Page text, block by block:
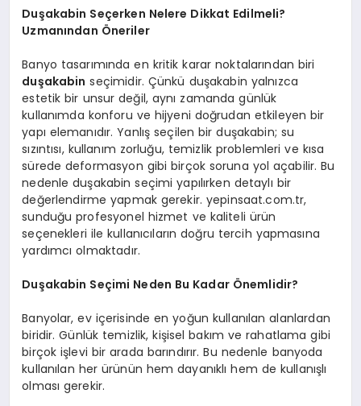
Duşakabin Seçerken Nelere Dikkat Edilmeli?
Uzmanından Öneriler
Banyo tasarımında en kritik karar noktalarından biri
duşakabin seçimidir. Çünkü duşakabin yalnızca
estetik bir unsur değil, aynı zamanda günlük
kullanımda konforu ve hijyeni doğrudan etkileyen bir
yapı elemanıdır. Yanlış seçilen bir duşakabin; su
sızıntısı, kullanım zorluğu, temizlik problemleri ve kısa
sürede deformasyon gibi birçok soruna yol açabilir. Bu
nedenle duşakabin seçimi yapılırken detaylı bir
değerlendirme yapmak gerekir. yepinsaat.com.tr,
sunduğu profesyonel hizmet ve kaliteli ürün
seçenekleri ile kullanıcıların doğru tercih yapmasına
yardımcı olmaktadır.
Duşakabin Seçimi Neden Bu Kadar Önemlidir?
Banyolar, ev içerisinde en yoğun kullanılan alanlardan
biridir. Günlük temizlik, kişisel bakım ve rahatlama gibi
birçok işlevi bir arada barındırır. Bu nedenle banyoda
kullanılan her ürünün hem dayanıklı hem de kullanışlı
olması gerekir.